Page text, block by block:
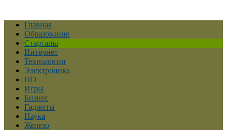
Главная
Образование
Стартапы
Интернет
Технологии
Электроника
ПО
Игры
Бизнес
Гаджеты
Наука
Железо